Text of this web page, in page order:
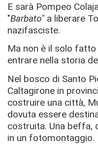
E sarà Pompeo
"Barbato"a liberare
nazifasciste.
Ma non è il solo
entrare nella storia
Nel bosco di Santo
Caltagirone in
costruire una città,
dovuta essere
costruita. Una beffa,
in un fotomontaggio.